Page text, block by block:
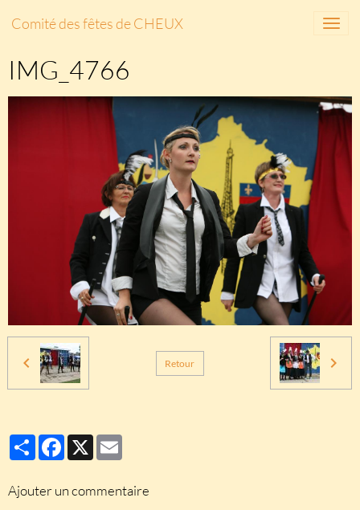
Comité des fêtes de CHEUX
IMG_4766
Retour
PartagerFacebook
X
Ajouter un commentaire